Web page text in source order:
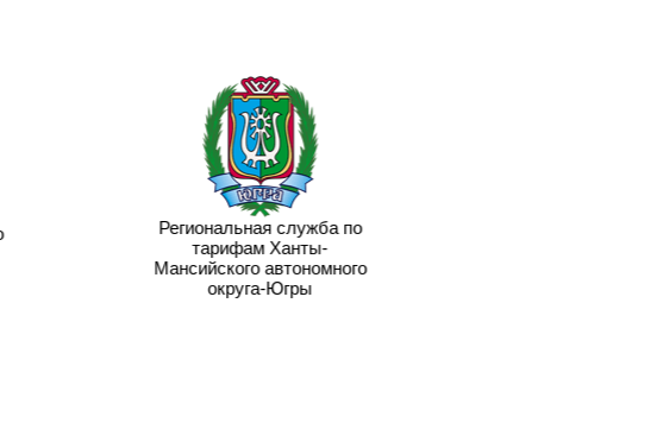
Региональная служба по
тарифам Ханты-
Мансийского автономного
округа-Югры